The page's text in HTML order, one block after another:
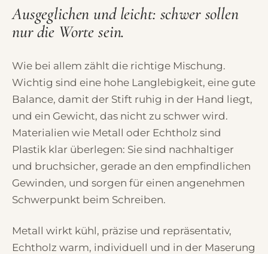
Ausgeglichen und leicht: schwer sollen
nur die Worte sein.
Wie bei allem zählt die richtige Mischung.
Wichtig sind eine hohe Langlebigkeit, eine gute
Balance, damit der Stift ruhig in der Hand liegt,
und ein Gewicht, das nicht zu schwer wird.
Materialien wie Metall oder Echtholz sind
Plastik klar überlegen: Sie sind nachhaltiger
und bruchsicher, gerade an den empfindlichen
Gewinden, und sorgen für einen angenehmen
Schwerpunkt beim Schreiben.
Metall wirkt kühl, präzise und repräsentativ,
Echtholz warm, individuell und in der Maserung